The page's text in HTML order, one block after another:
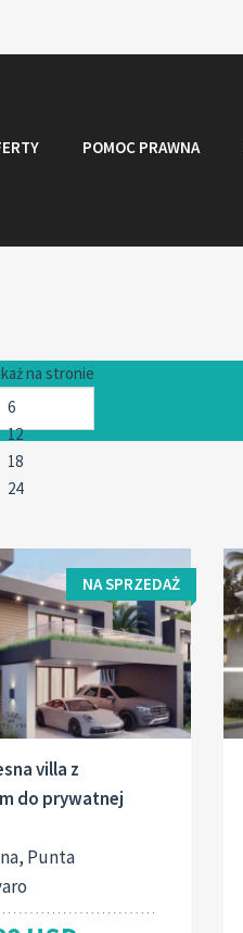
POMOC PRAWNA
na stronie
NA SPRZEDAŻ
villa z
do prywatnej
Punta